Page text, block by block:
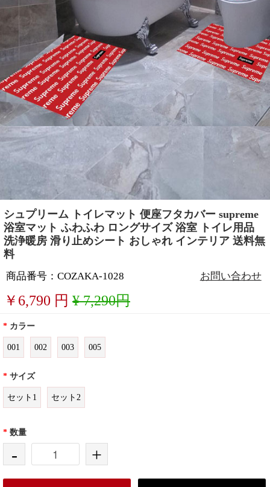
シュプリーム トイレマット 便座フタカバー supreme
浴室マット ふわふわ ロングサイズ 浴室 トイレ用品
洗浄暖房 滑り止めシート おしゃれ インテリア 送料無
料
商品番号：COZAKA-1028 お問い合わせ
￥ 6,790 円 ¥ 7,290円
* カラー
001 002 003 005
* サイズ
セット1 セット2
* 数量
- +